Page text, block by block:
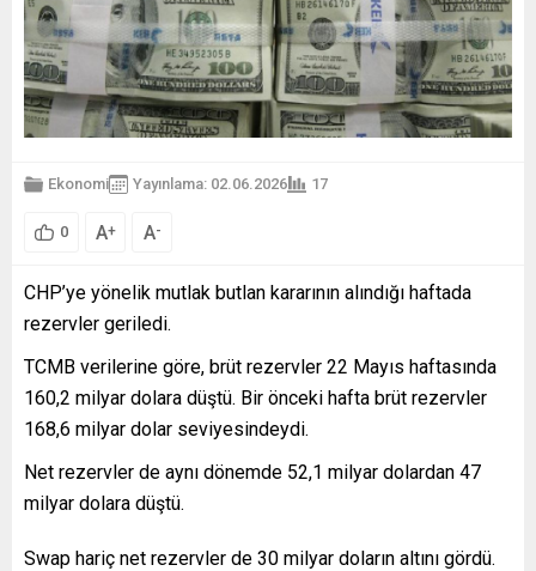
Ekonomi Yayınlama: 02.06.2026 17
0 A+ A-
CHP’ye yönelik mutlak butlan kararının alındığı haftada
rezervler geriledi.
TCMB verilerine göre, brüt rezervler 22 Mayıs haftasında
160,2 milyar dolara düştü. Bir önceki hafta brüt rezervler
168,6 milyar dolar seviyesindeydi.
Net rezervler de aynı dönemde 52,1 milyar dolardan 47
milyar dolara düştü.
Swap hariç net rezervler de 30 milyar doların altını gördü.